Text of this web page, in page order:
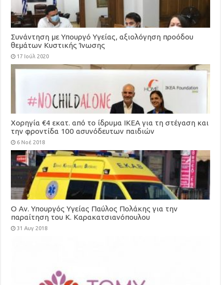
Συνάντηση με Υπουργό Υγείας, αξιολόγηση προόδου
θεμάτων Κυστικής Ίνωσης
17 Ιούλ 2020
Χορηγία €4 εκατ. από το ίδρυμα ΙΚΕΑ για τη στέγαση και
την φροντίδα 100 ασυνόδευτων παιδιών
6 Νοέ 2018
Ο Αν. Υπουργός Υγείας Παύλος Πολάκης για την
παραίτηση του Κ. Καρακατσιανόπουλου
31 Αυγ 2018